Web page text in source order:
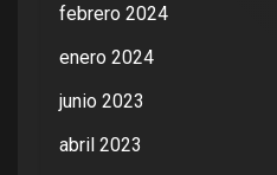
febrero 2024
enero 2024
junio 2023
abril 2023